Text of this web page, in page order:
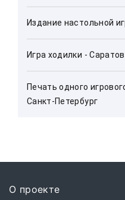
Издание настольной
Игра ходилки - Саратов
Печать одного
Санкт-Петербург
О проекте